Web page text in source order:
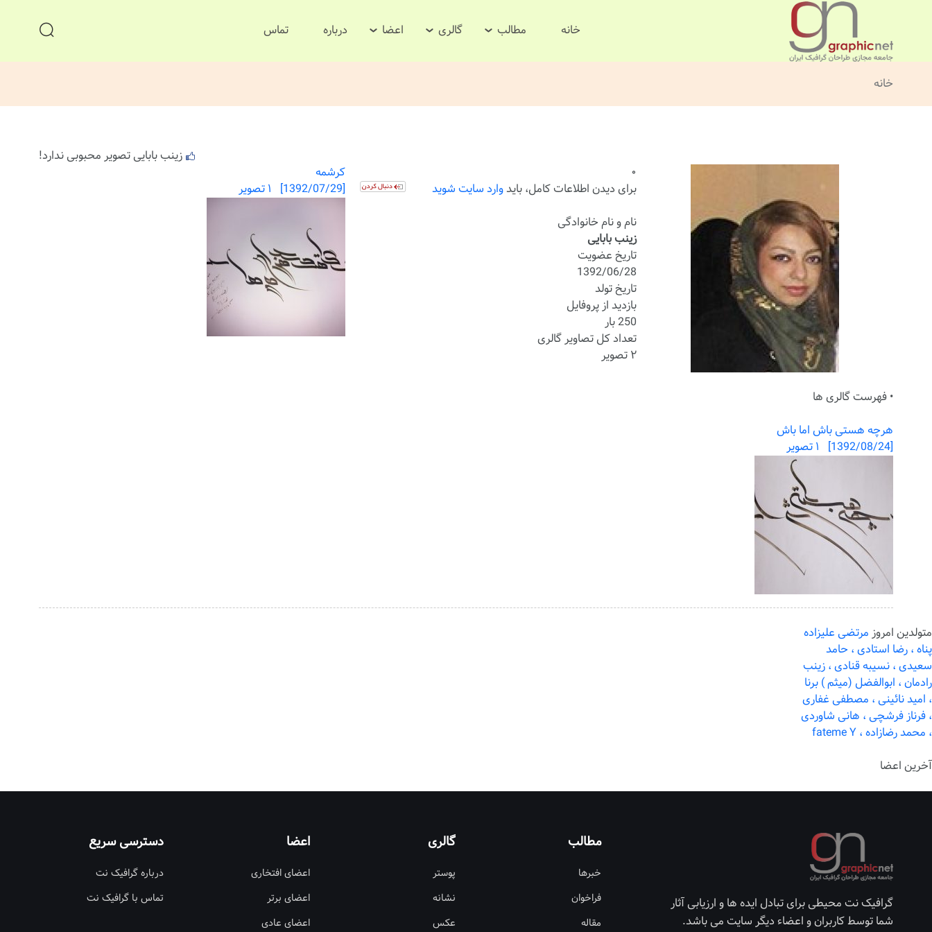
خانه مطالب گالری اعضا درباره تماس
خانه
زینب بابایی تصویر محبوبی ندارد!
۰
برای دیدن اطلاعات کامل، بایدوارد سایت شوید
نام و نام خانوادگی
زینب بابایی
تاریخ عضویت
1392/06/28
تاریخ تولد
بازدید از پروفایل
250 بار
تعداد کل تصاویر گالری
۲ تصویر
• فهرست گالری ها
هرچه هستی باش اما باش
[1392/08/24] ۱ تصویر
کرشمه
[1392/07/29] ۱ تصویر
متولدین امروزمرتضی علیزاده
پناه ،رضا استادی ، حامد
سعیدی ،نسیبه قنادی ،زینب
رادمان ، ابوالفضل (میثم ) برنا
، امید نائینی ، مصطفی غفاری
،فرناز فرشچی ، هانی شاوردی
، محمد رضازاده ،fateme Y
آخرین اعضا
گرافیک نت محیطی برای تبادل ایده ها و ارزیابی آثار
شما توسط کاربران و اعضاء دیگر سایت می باشد.
مطالب
خبرها
فراخوان
مقاله
گالری
پوستر
نشانه
عکس
اعضا
اعضای افتخاری
اعضای برتر
اعضای عادی
دسترسی سریع
درباره گرافیک نت
تماس با گرافیک نت